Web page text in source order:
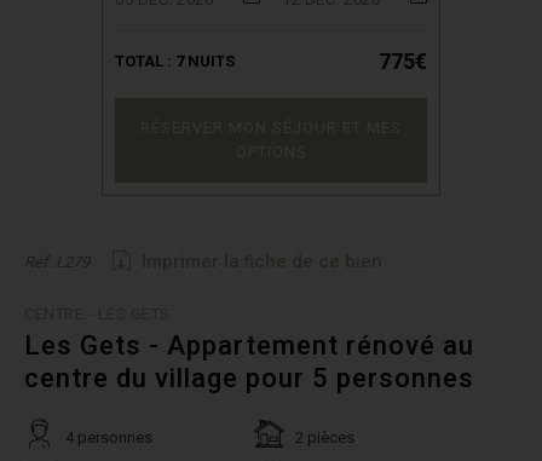
TOTAL : 7NUITS 775€
Réf. L279
Les Gets - Appartement rénové au
centre du village pour 5 personnes
4 personnes 2 pièces